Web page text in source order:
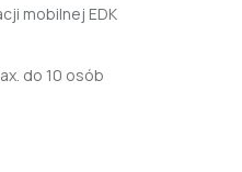
mobilnej EDK
do 10 osób